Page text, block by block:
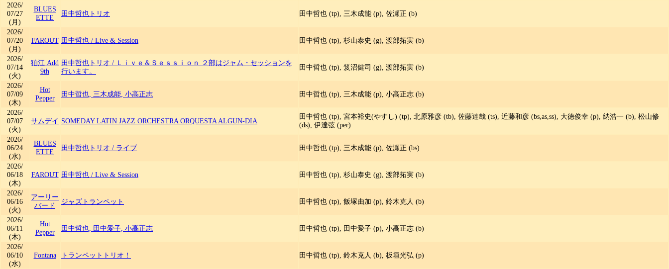
2026/
07/27
(月)
BLUES
ETTE
田中哲也トリオ 田中哲也 (tp), 三木成能 (p), 佐瀬正 (b)
2026/
07/20
(月)
FAROUT 田中哲也 / Live & Session 田中哲也 (tp), 杉山泰史 (g), 渡部拓実 (b)
2026/
07/14
(火)
狛江 Add
9th
田中哲也トリオ / Ｌｉｖｅ＆Ｓｅｓｓｉｏｎ ２部はジャム・セッションを
行います。
田中哲也 (tp), 笈沼健司 (g), 渡部拓実 (b)
2026/
07/09
(木)
Hot
Pepper
田中哲也, 三木成能, 小高正志 田中哲也 (tp), 三木成能 (p), 小高正志 (b)
2026/
07/07
(火)
サムデイ SOMEDAY LATIN JAZZ ORCHESTRA ORQUESTA ALGUN-DIA
田中哲也 (tp), 宮本裕史(やすし) (tp), 北原雅彦 (tb), 佐藤達哉 (ts), 近藤和彦 (bs,as,ss), 大徳俊幸 (p), 納浩一 (b), 松山修
(ds), 伊達弦 (per)
2026/
06/24
(水)
BLUES
ETTE
田中哲也トリオ / ライブ 田中哲也 (tp), 三木成能 (p), 佐瀬正 (bs)
2026/
06/18
(木)
FAROUT 田中哲也 / Live & Session 田中哲也 (tp), 杉山泰史 (g), 渡部拓実 (b)
2026/
06/16
(火)
アーリー
バード
ジャズトランペット 田中哲也 (tp), 飯塚由加 (p), 鈴木克人 (b)
2026/
06/11
(木)
Hot
Pepper
田中哲也, 田中愛子, 小高正志 田中哲也 (tp), 田中愛子 (p), 小高正志 (b)
2026/
06/10
(水)
Fontana トランペットトリオ！ 田中哲也 (tp), 鈴木克人 (b), 板垣光弘 (p)